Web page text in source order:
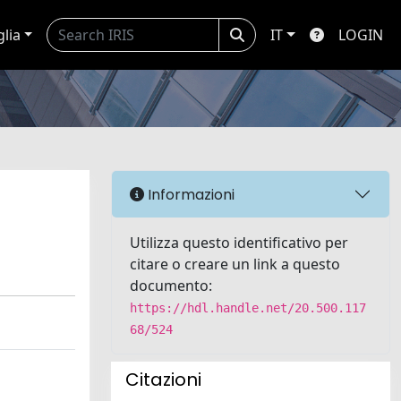
IT LOGIN
Informazioni
Utilizza questo identificativo per
citare o creare un link a questo
documento:
https://hdl.handle.net/20.500.117
68/524
Citazioni